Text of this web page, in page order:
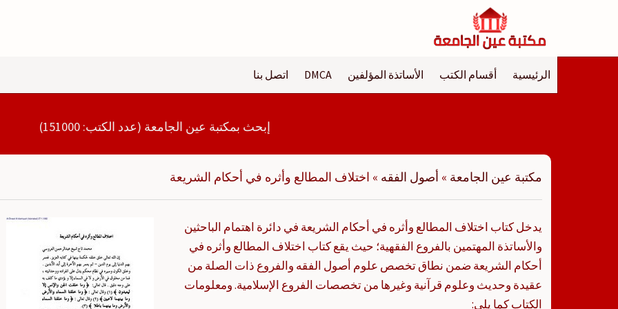
الرئيسية أقسام الكتب الأساتذة المؤلفين DMCA اتصل بنا
إبحث بمكتبة عين الجامعة (عدد الكتب: 151000)
مكتبة عين الجامعة » أصول الفقه » اختلاف المطالع وأثره في أحكام الشريعة
يدخل كتاب اختلاف المطالع وأثره في أحكام الشريعة في دائرة اهتمام الباحثين
والأساتذة المهتمين بالفروع الفقهية؛ حيث يقع كتاب اختلاف المطالع وأثره في
أحكام الشريعة ضمن نطاق تخصص علوم أصول الفقه والفروع ذات الصلة من
عقيدة وحديث وعلوم قرآنية وغيرها من تخصصات الفروع الإسلامية. ومعلومات
الكتاب كما يلي: